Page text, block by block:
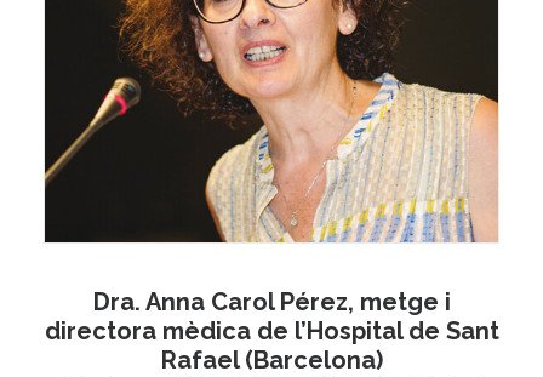
Dra. Anna Carol Pérez, metge i
directora mèdica de l’Hospital de Sant
Rafael (Barcelona)